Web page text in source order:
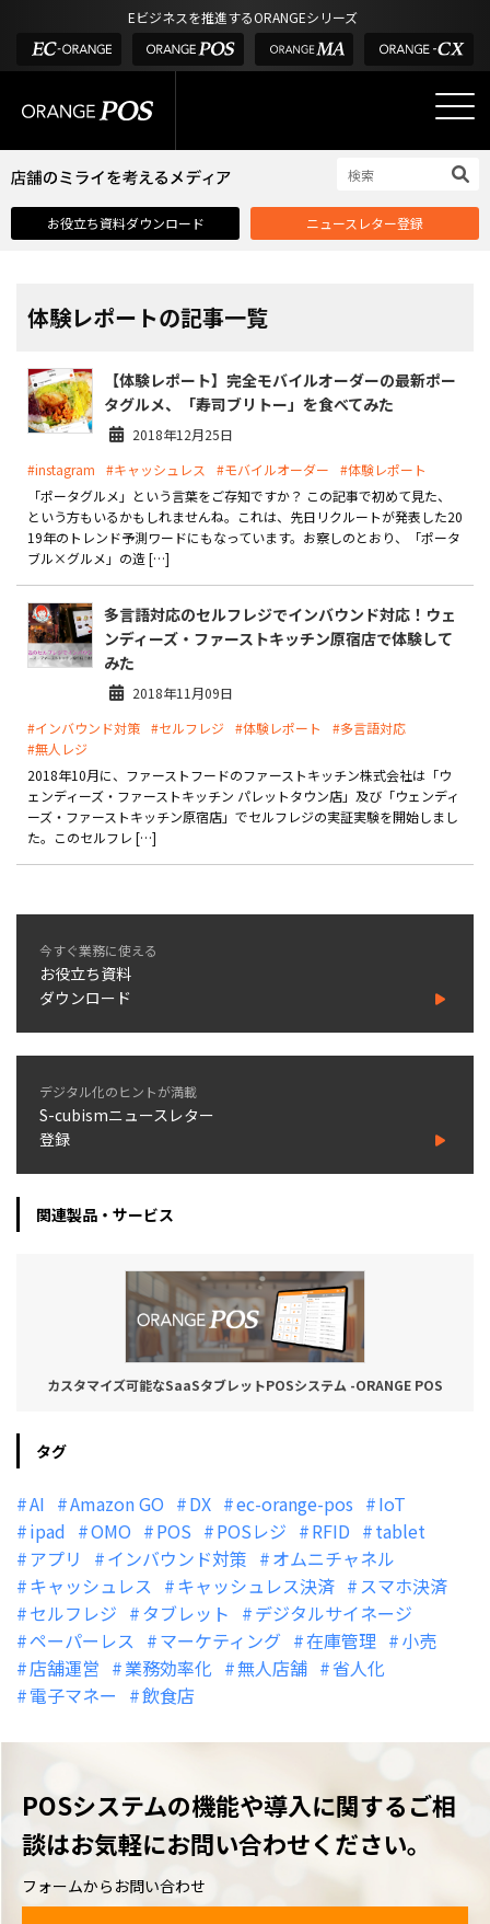
Eビジネスを推進するORANGEシリーズ
タッチパネル式カスタマーディスプレイ
インフラ環境・サポート
酒販・ワイン
サロン
DX推進支援
導入・補助金
デジタル化・AI導入補助金
お役立ち記事
POS お役立ち情報
店舗のミライを考えるメディア
03-6432-0346
電話受付：平日 10:00~17:00
お役立ち資料ダウンロード ニュースレター登録
体験レポートの記事一覧
【体験レポート】完全モバイルオーダーの最新ポー
タグルメ、「寿司ブリトー」を食べてみた
2018年12月25日
#instagram
#キャッシュレス #モバイルオーダー
#体験レポート
「ポータグルメ」という言葉をご存知ですか？ この記事で初めて見た、
という方もいるかもしれませんね。これは、先日リクルートが発表した20
19年のトレンド予測ワードにもなっています。お察しのとおり、「ポータ
ブル×グルメ」の造 […]
多言語対応のセルフレジでインバウンド対応！ウェ
ンディーズ・ファーストキッチン原宿店で体験して
みた
2018年11月09日
#インバウンド対策 #セルフレジ #体験レポート
#多言語対応
#無人レジ
2018年10月に、ファーストフードのファーストキッチン株式会社は「ウ
ェンディーズ・ファーストキッチン パレットタウン店」及び「ウェンディ
ーズ・ファーストキッチン原宿店」でセルフレジの実証実験を開始しまし
た。このセルフレ […]
今すぐ業務に使える
お役立ち資料
ダウンロード
デジタル化のヒントが満載
S-cubismニュースレター
登録
関連製品・サービス
カスタマイズ可能なSaaSタブレットPOSシステム -ORANGE POS
タグ
AI Amazon GO DX ec-orange-pos
IoT
ipad
OMO POS POSレジ RFID
tablet
アプリ
インバウンド対策
オムニチャネル
キャッシュレス
キャッシュレス決済
スマホ決済
セルフレジ
タブレット
デジタルサイネージ
ペーパーレス
マーケティング 在庫管理
小売
店舗運営
業務効率化 無人店舗
省人化
電子マネー
飲食店
POSシステムの機能や導入に関するご相
談はお気軽にお問い合わせください。
フォームからお問い合わせ